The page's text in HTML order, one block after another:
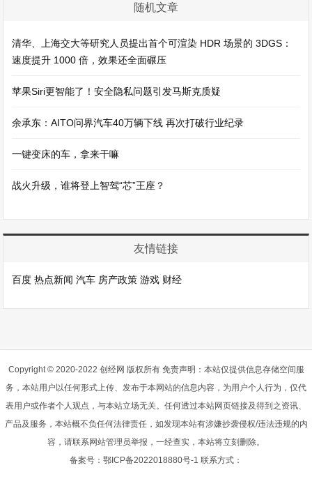
随机文章
清华、上海交大等研究人员提出首个可渲染 HDR 场景的 3DGS：
速度提升 1000 倍，效果还全面碾压
苹果Siri更智能了！安全隐私问题引发马斯克质疑
余承东：AITO问界汽车40万辆下线 再次打破行业纪录
一键变床的车，拿来干嘛
战火升级，谁将登上智驾“芯”王座？
友情链接
百度 热点新闻 汽车 房产政策 游戏 财经
Copyright © 2020-2022 创经网 版权所有 免责声明：本站仅提供信息存储空间服
务，本站用户以任何形式上传、发布于本网站的信息内容，为用户个人行为，仅代
表用户或作者个人观点，与本站立场无关。任何透过本站网页链接及得到之资讯、
产品及服务，本站概不负任何法律责任，如发现本站有涉嫌抄袭侵权/违法违规的内
容，请联系网站管理员举报，一经查实，本站将立刻删除。
备案号： 鄂ICP备2022018880号-1 联系方式：